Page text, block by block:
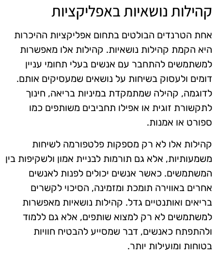
קהילות נושאיות באפליקציות
אחת הטרנדים הבולטים בתחום אפליקציות ההיכרות
היא הקמת קהילות נושאיות. קהילות אלו מאפשרות
למשתמשים להתחבר עם אנשים בעלי תחומי עניין
דומים ולעסוק בשיחות על נושאים שמעסיקים אותם.
לדוגמה, קהילה שמתמקדת במיניות בריאה, חינוך
לתקשורת זוגית או אפילו תחביבים משותפים כמו
ספורט או אמנות.
קהילות אלו לא רק מספקות פלטפורמה לשיחות
משמעותיות, אלא גם תורמות לבניית אמון ולשקיפות בין
המשתמשים. כאשר אנשים יכולים לפנות לאנשים
אחרים באווירה תומכת ומזמינה, הסיכוי לקשרים
בריאים ואותנטיים גדל. קהילות נושאיות מאפשרות
למשתמשים לא רק למצוא שותפים, אלא גם ללמוד
ולהתפתח כאנשים, דבר שמסייע להבטיח חוויות
בטוחות ומועילות יותר.